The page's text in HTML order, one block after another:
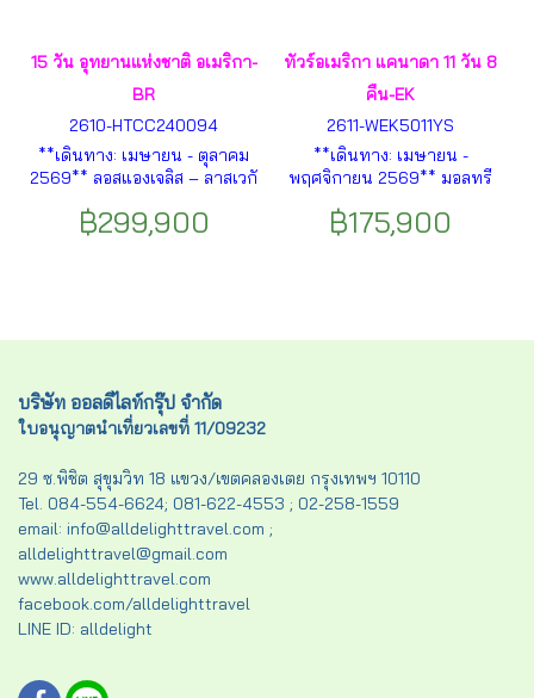
15 วัน อุทยานแห่งชาติ อเมริกา-
BR
2610-HTCC240094
**เดินทาง: เมษายน - ตุลาคม
2569** ลอสแองเจลิส – ลาสเวกั
ยอน – แอนทีโลปแคนยอน –
฿299,900
ทัวร์อเมริกา แคนาดา 11 วัน 8
คืน-EK
2611-WEK5011YS
**เดินทาง: เมษายน -
พฤศจิกายน 2569** มอลทรี
กรุงออตตาวา – คิงส์ตัน -ล่อง
เวอร์ ฯลฯ
฿175,900
บริษัท ออลดีไลท์กรุ๊ป จำกัด
ใบอนุญาตนำเที่ยวเลขที่ 11/09232
29 ซ.พิชิต สุขุมวิท 18 แขวง/เขตคลองเตย กรุงเทพฯ 10110
Tel. 084-554-6624; 081-622-4553 ; 02-258-1559
email: info@alldelighttravel.com ;
alldelighttravel@gmail.com
www.alldelighttravel.com
facebook.com/alldelighttravel
LINE ID: alldelight